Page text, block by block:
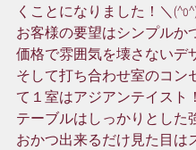
くことになりました！＼
お客様の要望はシンプルか
価格で雰囲気を壊さないデ
そして打ち合わせ室のコン
て１室はアジアンテイスト！
テーブルはしっかりとした
おかつ出来るだけ見た目は